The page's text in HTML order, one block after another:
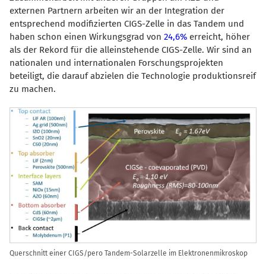
externen Partnern arbeiten wir an der Integration der
entsprechend modifizierten CIGS-Zelle in das Tandem und
haben schon einen Wirkungsgrad von 24,6% erreicht, höher
als der Rekord für die alleinstehende CIGS-Zelle. Wir sind an
nationalen und internationalen Forschungsprojekten
beteiligt, die darauf abzielen die Technologie produktionsreif
zu machen.
Querschnitt einer CIGS/pero Tandem-Solarzelle im Elektronenmikroskop